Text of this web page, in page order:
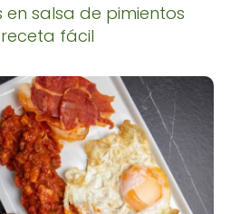
salsa de pimientos
receta fácil